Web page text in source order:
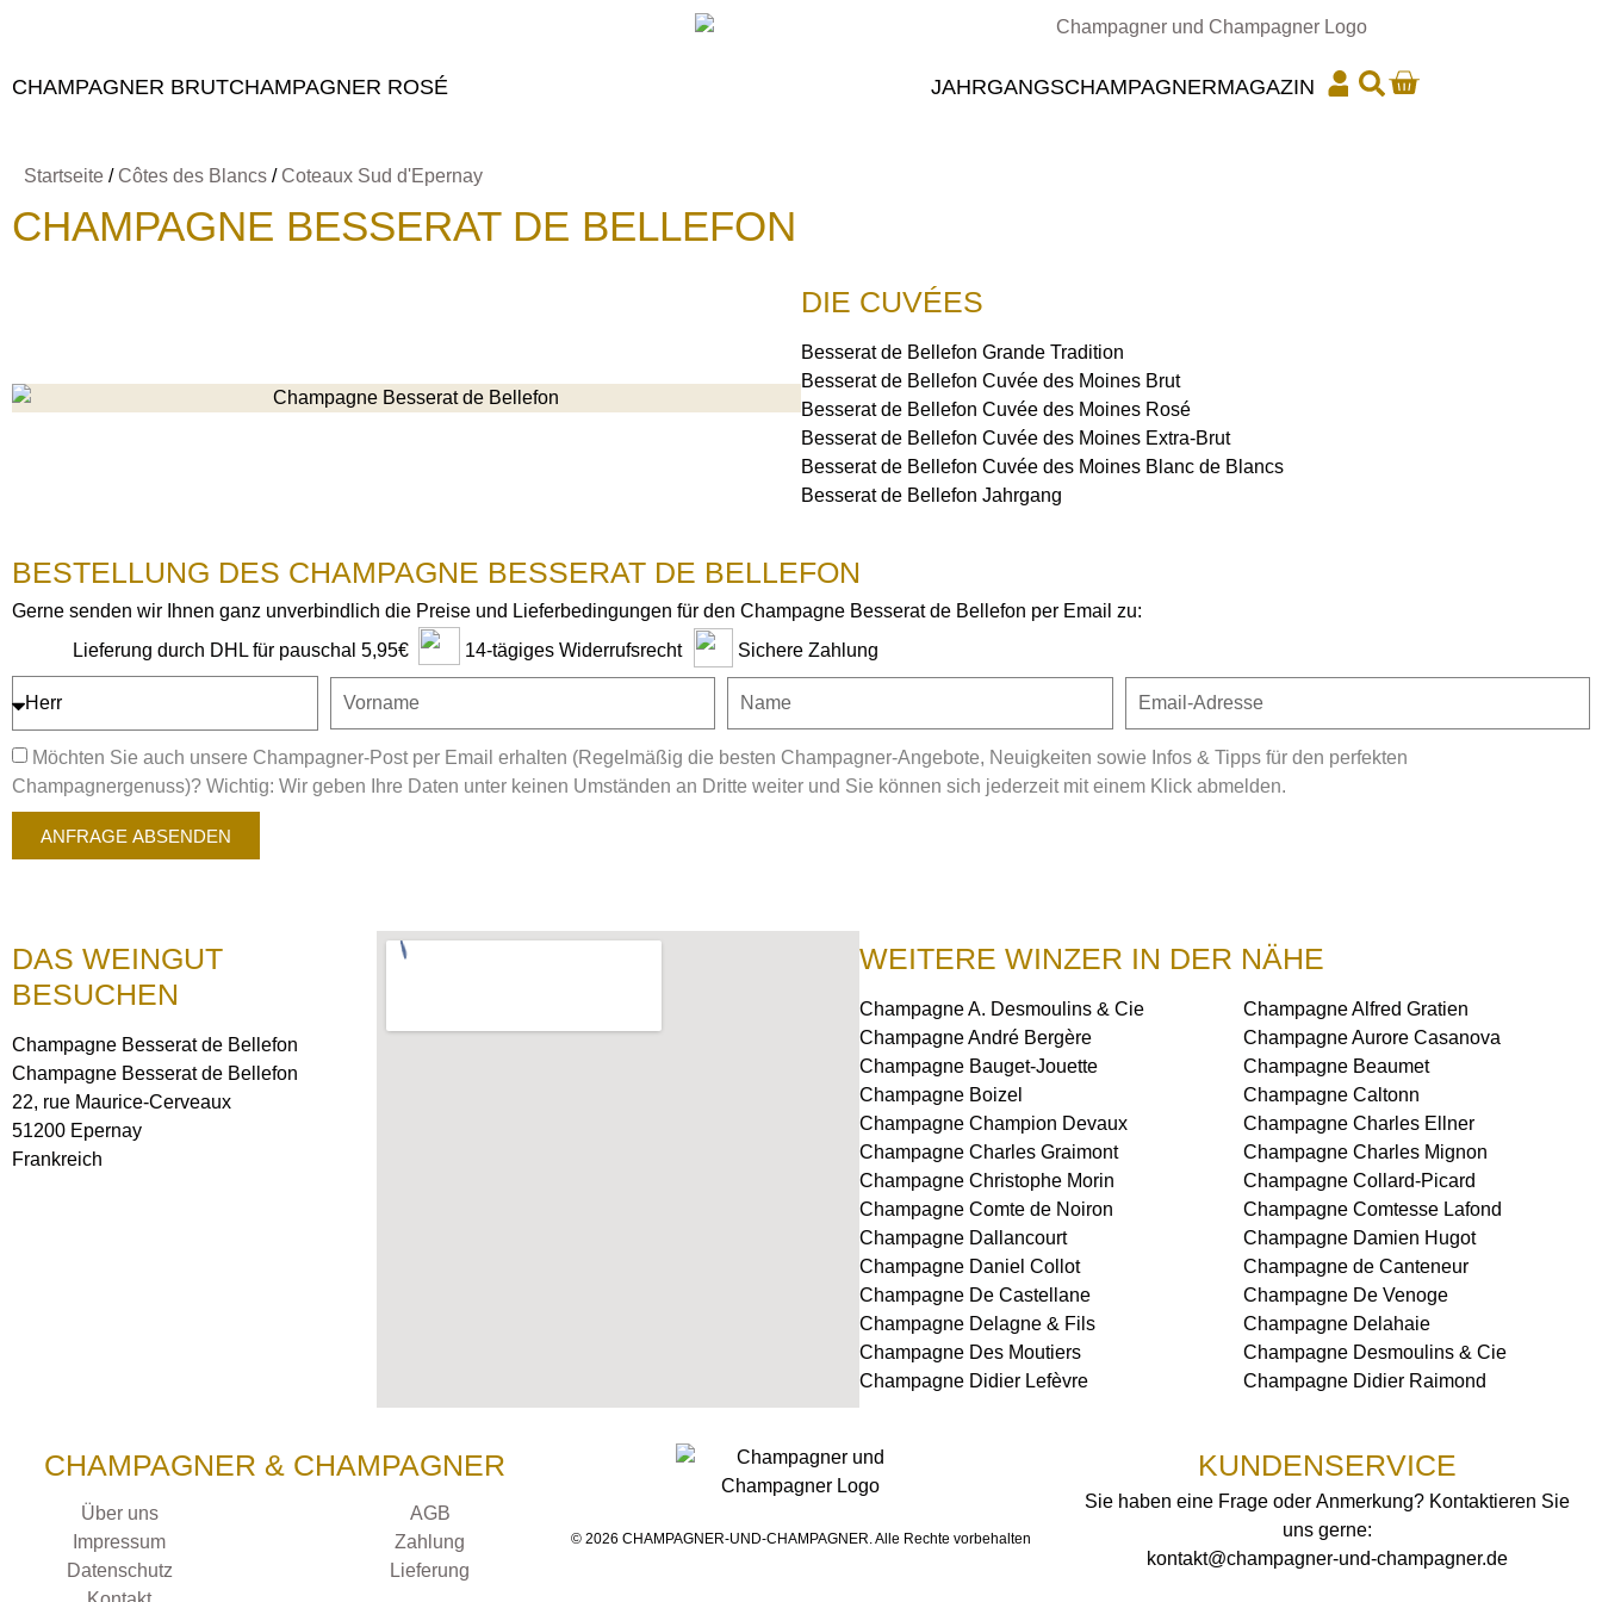
CHAMPAGNER BRUTCHAMPAGNER ROSÉ JAHRGANGSCHAMPAGNERMAGAZIN
Startseite /Côtes des Blancs /Coteaux Sud d'Epernay
CHAMPAGNE BESSERAT DE BELLEFON
DIE CUVÉES
Besserat de Bellefon Grande Tradition
Besserat de Bellefon Cuvée des Moines Brut
Besserat de Bellefon Cuvée des Moines Rosé
Besserat de Bellefon Cuvée des Moines Extra-Brut
Besserat de Bellefon Cuvée des Moines Blanc de Blancs
Besserat de Bellefon Jahrgang
BESTELLUNG DES CHAMPAGNE BESSERAT DE BELLEFON
Gerne senden wir Ihnen ganz unverbindlich die Preise und Lieferbedingungen für den Champagne Besserat de Bellefon per Email zu:
Lieferung durch DHL für pauschal 5,95€
14-tägiges Widerrufsrecht Sichere Zahlung
Möchten Sie auch unsere Champagner-Post per Email erhalten (Regelmäßig die besten Champagner-Angebote, Neuigkeiten sowie Infos & Tipps für den perfekten
Champagnergenuss)? Wichtig: Wir geben Ihre Daten unter keinen Umständen an Dritte weiter und Sie können sich jederzeit mit einem Klick abmelden.
ANFRAGE ABSENDEN
DAS WEINGUT
BESUCHEN
Champagne Besserat de Bellefon
Champagne Besserat de Bellefon
22, rue Maurice-Cerveaux
51200 Epernay
Frankreich
WEITERE WINZER IN DER NÄHE
Champagne A. Desmoulins & Cie
Champagne Alfred Gratien
Champagne André Bergère
Champagne Aurore Casanova
Champagne Bauget-Jouette
Champagne Beaumet
Champagne Boizel
Champagne Caltonn
Champagne Champion Devaux
Champagne Charles Ellner
Champagne Charles Graimont
Champagne Charles Mignon
Champagne Christophe Morin
Champagne Collard-Picard
Champagne Comte de Noiron
Champagne Comtesse Lafond
Champagne Dallancourt
Champagne Damien Hugot
Champagne Daniel Collot
Champagne de Canteneur
Champagne De Castellane
Champagne De Venoge
Champagne Delagne & Fils
Champagne Delahaie
Champagne Des Moutiers
Champagne Desmoulins & Cie
Champagne Didier Lefèvre
Champagne Didier Raimond
CHAMPAGNER & CHAMPAGNER
Über uns
Impressum
Datenschutz
AGB
Zahlung
Lieferung
© 2026 CHAMPAGNER-UND-CHAMPAGNER. Alle Rechte vorbehalten
KUNDENSERVICE
Sie haben eine Frage oder Anmerkung? Kontaktieren Sie
uns gerne:
kontakt@champagner-und-champagner.de